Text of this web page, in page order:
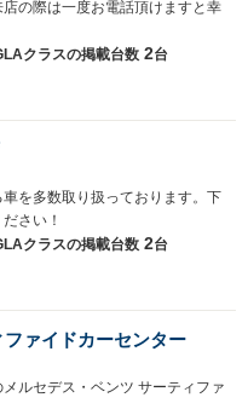
の際は一度お電話頂けますと幸
クラスの掲載台数 2台
を多数取り扱っております。下
さい！
クラスの掲載台数 2台
ァイドカーセンター
ルセデス・ベンツ サーティファ